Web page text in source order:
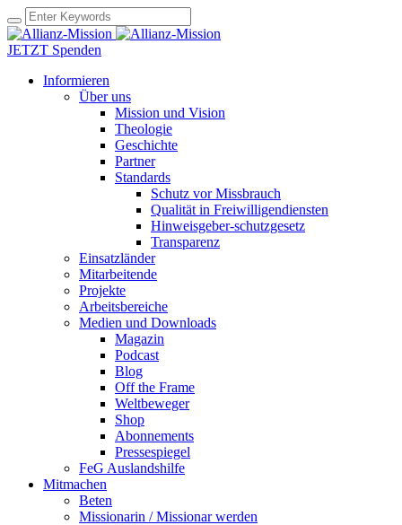
JETZT Spenden
Informieren
Über uns
Mission und Vision
Theologie
Geschichte
Partner
Standards
Schutz vor Missbrauch
Qualität in Freiwilligendiensten
Hinweisgeber-schutzgesetz
Transparenz
Einsatzländer
Mitarbeitende
Projekte
Arbeitsbereiche
Medien und Downloads
Magazin
Podcast
Blog
Off the Frame
Weltbeweger
Shop
Abonnements
Pressespiegel
FeG Auslandshilfe
Mitmachen
Beten
Missionarin / Missionar werden